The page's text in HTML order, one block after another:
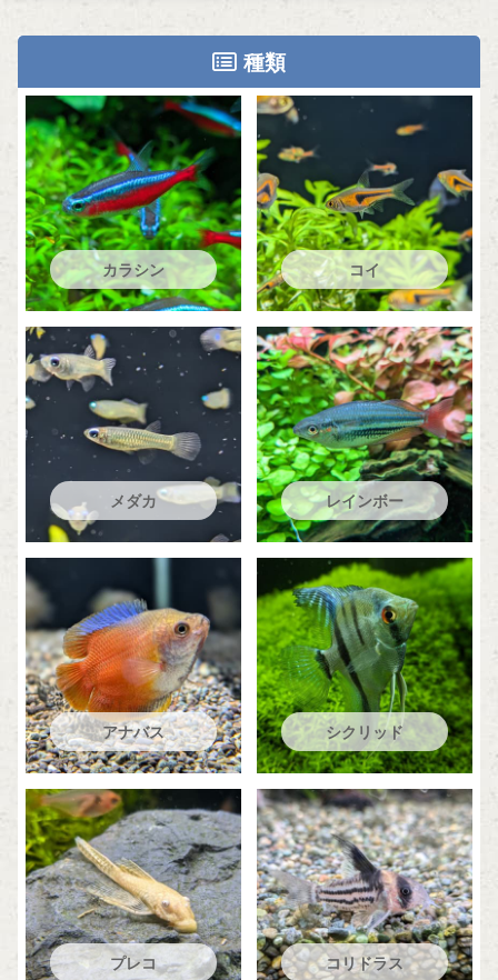
種類
カラシン コイ
メダカ レインボー
アナバス シクリッド
プレコ コリドラス